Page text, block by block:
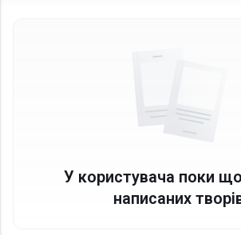
У користувача поки
написаних